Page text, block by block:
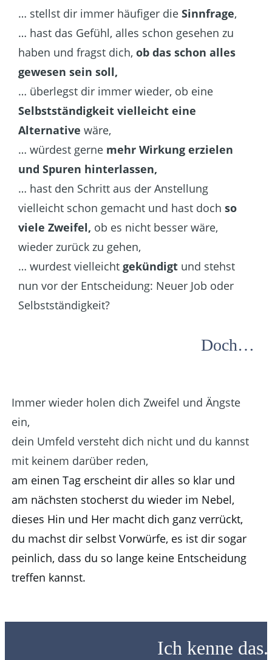
… stellst dir immer häufiger die Sinnfrage,
… hast das Gefühl, alles schon gesehen zu
haben und fragst dich, ob das schon alles
gewesen sein soll,
… überlegst dir immer wieder, ob eine
Selbstständigkeit vielleicht eine
Alternative wäre,
… würdest gerne mehr Wirkung erzielen
und Spuren hinterlassen,
… hast den Schritt aus der Anstellung
vielleicht schon gemacht und hast doch so
viele Zweifel, ob es nicht besser wäre,
wieder zurück zu gehen,
… wurdest vielleicht gekündigt und stehst
nun vor der Entscheidung: Neuer Job oder
Selbstständigkeit?
Doch…
Immer wieder holen dich Zweifel und Ängste
ein,
dein Umfeld versteht dich nicht und du kannst
mit keinem darüber reden,
am einen Tag erscheint dir alles so klar und
am nächsten stocherst du wieder im Nebel,
dieses Hin und Her macht dich ganz verrückt,
du machst dir selbst Vorwürfe, es ist dir sogar
peinlich, dass du so lange keine Entscheidung
treffen kannst.
Ich kenne